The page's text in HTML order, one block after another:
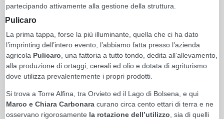
partecipando attivamente alla gestione della struttura.
Pulicaro
La prima tappa, forse la più illuminante, quella che ci ha dato
l’imprinting dell’intero evento, l’abbiamo fatta presso l’azienda
agricola Pulicaro , una fattoria a tutto tondo, dedita all’allevamento,
alla produzione di ortaggi, cereali ed olio e dotata di agriturismo
dove utilizza prevalentemente i propri prodotti.
Si trova a Torre Alfina, tra Orvieto ed il Lago di Bolsena, e qui
Marco e Chiara Carbonara curano circa cento ettari di terra e ne
osservano rigorosamente la rotazione dell’utilizzo , sia di quelli